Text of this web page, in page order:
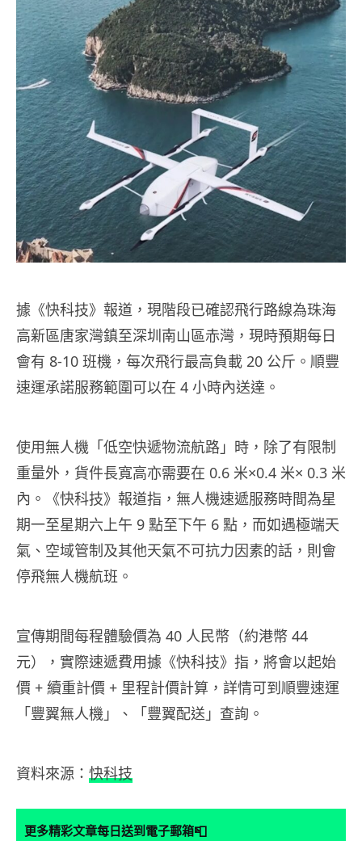
據《快科技》報道，現階段已確認飛行路線為珠海
高新區唐家灣鎮至深圳南山區赤灣，現時預期每日
會有 8-10 班機，每次飛行最高負載 20 公斤。順豐
速運承諾服務範圍可以在 4 小時內送達。
使用無人機「低空快遞物流航路」時，除了有限制
重量外，貨件長寬高亦需要在 0.6 米×0.4 米× 0.3 米
內。《快科技》報道指，無人機速遞服務時間為星
期一至星期六上午 9 點至下午 6 點，而如遇極端天
氣、空域管制及其他天氣不可抗力因素的話，則會
停飛無人機航班。
宣傳期間每程體驗價為 40 人民幣（約港幣 44
元），實際速遞費用據《快科技》指，將會以起始
價 + 續重計價 + 里程計價計算，詳情可到順豐速運
「豐翼無人機」、「豐翼配送」查詢。
資料來源： 快科技
更多精彩文章每日送到電子郵箱📮